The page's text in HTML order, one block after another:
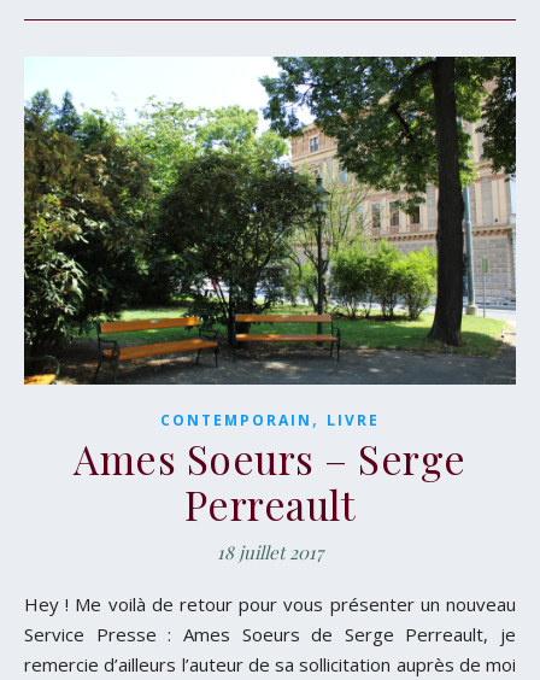
CONTEMPORAIN , LIVRE
Ames Soeurs – Serge
Perreault
18 juillet 2017
Hey ! Me voilà de retour pour vous présenter un nouveau
Service Presse : Ames Soeurs de Serge Perreault, je
remercie d’ailleurs l’auteur de sa sollicitation auprès de moi